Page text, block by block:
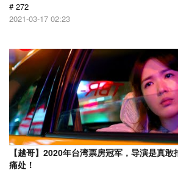
# 272
2021-03-17 02:23
【越哥】2020年台湾票房冠军，导演是真
痛处！